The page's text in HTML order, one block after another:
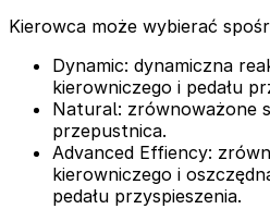
Kierowca może wybierać
Dynamic: dynamiczna
kierowniczego i pedału
Natural: zrównoważone
przepustnica.
Advanced Effiency:
kierowniczego i
pedału przyspieszenia.